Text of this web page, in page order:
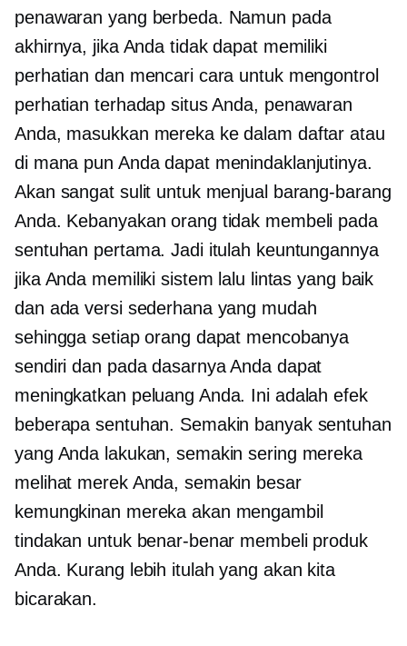
penawaran yang berbeda. Namun pada
akhirnya, jika Anda tidak dapat memiliki
perhatian dan mencari cara untuk mengontrol
perhatian terhadap situs Anda, penawaran
Anda, masukkan mereka ke dalam daftar atau
di mana pun Anda dapat menindaklanjutinya.
Akan sangat sulit untuk menjual barang-barang
Anda. Kebanyakan orang tidak membeli pada
sentuhan pertama. Jadi itulah keuntungannya
jika Anda memiliki sistem lalu lintas yang baik
dan ada versi sederhana yang mudah
sehingga setiap orang dapat mencobanya
sendiri dan pada dasarnya Anda dapat
meningkatkan peluang Anda. Ini adalah efek
beberapa sentuhan. Semakin banyak sentuhan
yang Anda lakukan, semakin sering mereka
melihat merek Anda, semakin besar
kemungkinan mereka akan mengambil
tindakan untuk benar-benar membeli produk
Anda. Kurang lebih itulah yang akan kita
bicarakan.